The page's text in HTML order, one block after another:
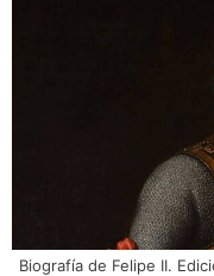
Biografía de Felipe II.